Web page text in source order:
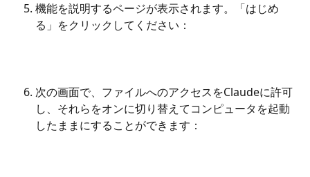
機能を説明するページが表示されます。「はじめ
る」をクリックしてください：
次の画面で、ファイルへのアクセスをClaudeに許可
し、それらをオンに切り替えてコンピュータを起動
したままにすることができます：